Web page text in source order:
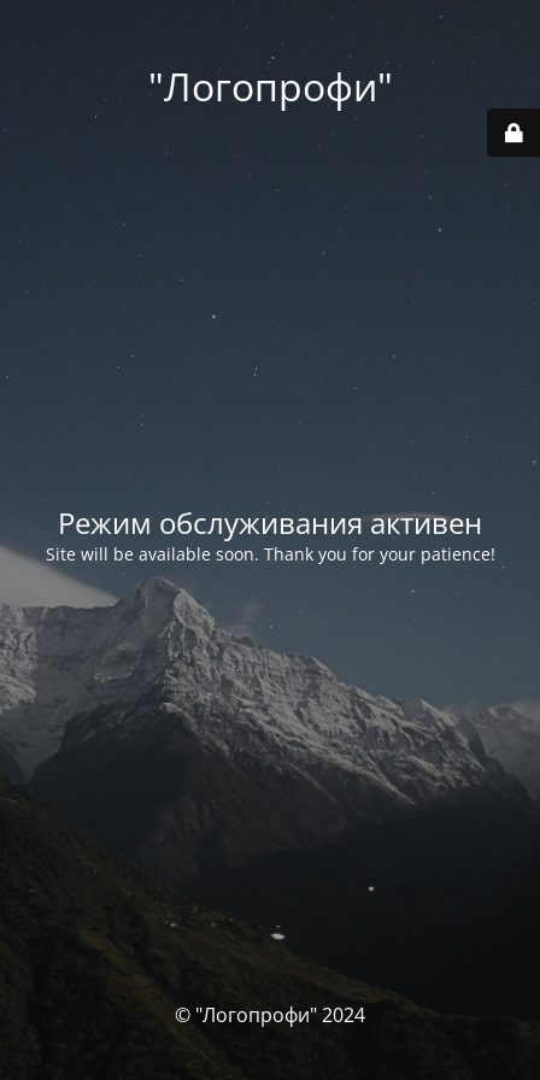
"Логопрофи"
Режим обслуживания активен
Site will be available soon. Thank you for your patience!
© "Логопрофи" 2024